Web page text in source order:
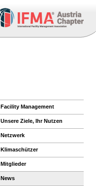
Facility Management
Unsere Ziele, Ihr Nutzen
Netzwerk
Klimaschützer
Mitglieder
News